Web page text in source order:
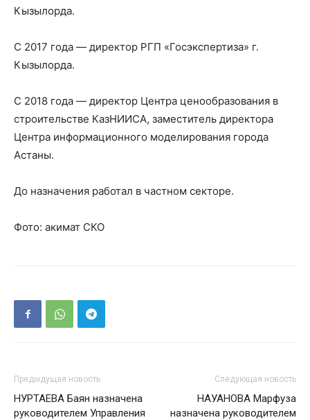
Кызылорда.
С 2017 года — директор РГП «Госэкспертиза» г.
Кызылорда.
С 2018 года — директор Центра ценообразования в
строительстве КазНИИСА, заместитель директора
Центра информационного моделирования города
Астаны.
До назначения работал в частном секторе.
Фото: акимат СКО
Предыдущая новость
НУРТАЕВА Баян назначена
руководителем Управления
Следующая новость
НАУАНОВА Марфуза
назначена руководителем